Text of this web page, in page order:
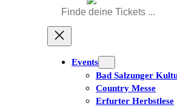
Suchen
Events
Bad Salzunger
Country Messe
Erfurter Herbstlese